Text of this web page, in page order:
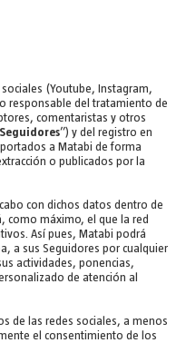
(Youtube, Instagram,
responsable del tratamiento de
comentaristas y otros
Seguidores”) y del registro en
a Matabi de forma
o publicados por la
con dichos datos dentro de
como máximo, el que la red
Así pues, Matabi podrá
a sus Seguidores por cualquier
actividades, ponencias,
de atención al
de las redes sociales, a menos
el consentimiento de los